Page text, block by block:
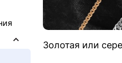
Золотая или